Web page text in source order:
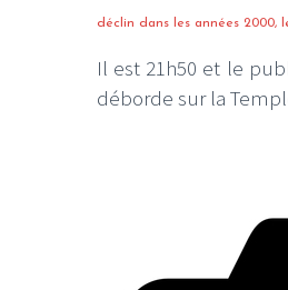
déclin dans les années 2000,
Il est 21h50 et le
déborde sur la